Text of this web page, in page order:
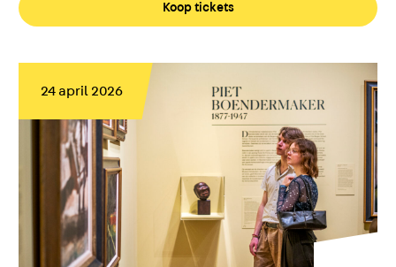
Koop tickets
24 april 2026